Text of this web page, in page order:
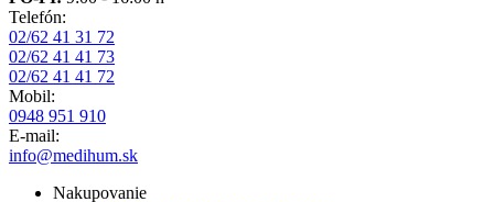
Telefón:
02/62 41 31 72
02/62 41 41 73
02/62 41 41 72
Mobil:
0948 951 910
E-mail:
info@medihum.sk
Nakupovanie